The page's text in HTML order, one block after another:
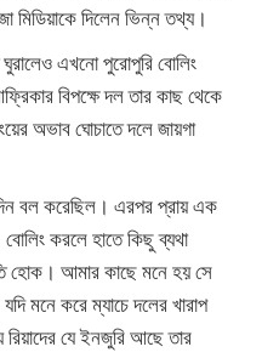
‍মিডিয়াকে দিলেন ভিন্ন তথ্য।
এখনো পুরোপুরি বোলিং
বিপক্ষে দল তার কাছ থেকে
অভাব ঘোচাতে দলে জায়গা
দিন বল করেছিল। এরপর প্রায় এক
করলে হাতে কিছু ব্যথা
হোক। আমার কাছে মনে হয় সে
মনে করে ম্যাচে দলের খারাপ
যে ইনজুরি আছে তার